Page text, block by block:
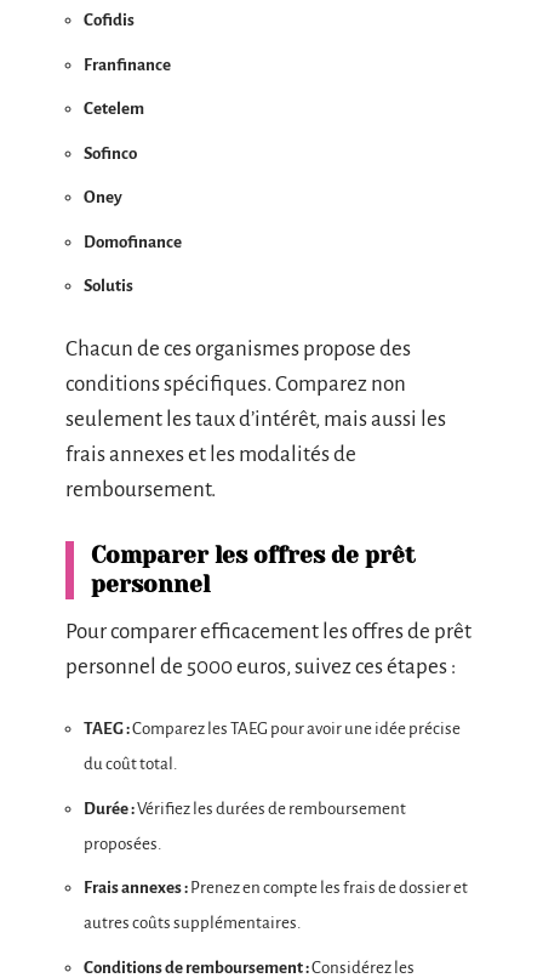
Cofidis
Franfinance
Cetelem
Sofinco
Oney
Domofinance
Solutis
Chacun de ces organismes propose des
conditions spécifiques. Comparez non
seulement les taux d’intérêt, mais aussi les
frais annexes et les modalités de
remboursement.
Comparer les offres de prêt
personnel
Pour comparer efficacement les offres de prêt
personnel de 5000 euros, suivez ces étapes :
TAEG :Comparez les TAEG pour avoir une idée précise
du coût total.
Durée :Vérifiez les durées de remboursement
proposées.
Frais annexes : Prenez en compte les frais de dossier et
autres coûts supplémentaires.
Conditions de remboursement :Considérez les